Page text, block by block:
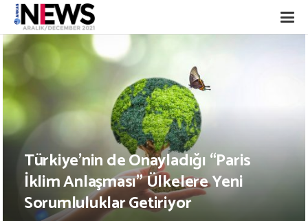
Türkiye’nin de Onayladığı “Paris
İklim Anlaşması” Ülkelere Yeni
Sorumluluklar Getiriyor